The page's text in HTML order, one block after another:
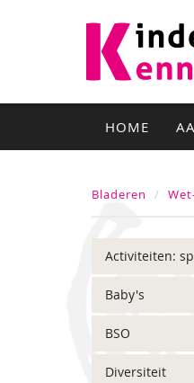
HOME
Bladeren
Activiteiten:
Baby's
BSO
Diversiteit